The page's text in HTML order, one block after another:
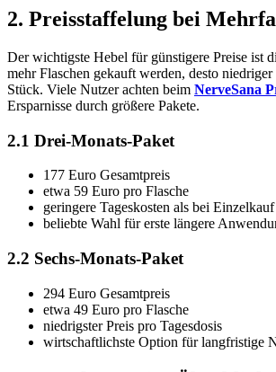
2. Preisstaffelung bei
Der wichtigste Hebel für günstigere Preise ist
mehr Flaschen gekauft werden, desto
Stück. Viele Nutzer achten beim NerveSana
Ersparnisse durch größere Pakete.
2.1 Drei-Monats-Paket
177 Euro Gesamtpreis
etwa 59 Euro pro Flasche
geringere Tageskosten als bei Einzelkauf
beliebte Wahl für erste längere
2.2 Sechs-Monats-Paket
294 Euro Gesamtpreis
etwa 49 Euro pro Flasche
niedrigster Preis pro Tagesdosis
wirtschaftlichste Option für langfristige